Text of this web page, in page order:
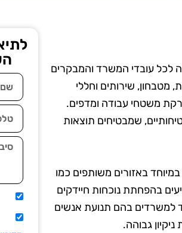
לכל עובדי המשרד והמבקרים
מטבחון, שירותים וחללי
משטחי עבודה ומדפים.
שמבטיחים תוצאות
במיוחד באזורים משותפים כמו
בהפחתת נוכחות חיידקים
למשרדים בהם תנועת אנשים
גבוהה.